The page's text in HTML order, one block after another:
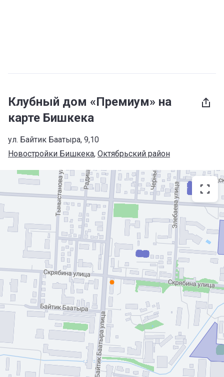
Клубный дом «Премиум» на
карте Бишкека
ул. Байтик Баатыра, 9,10
Новостройки Бишкека, Октябрьский район